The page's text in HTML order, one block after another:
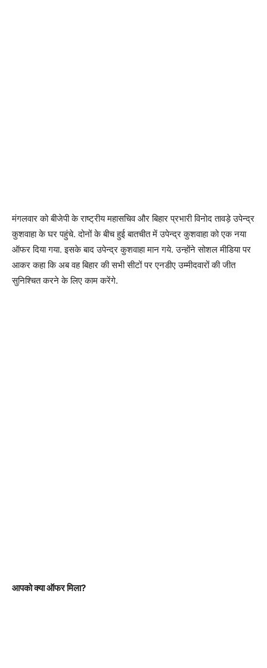
मंगलवार को बीजेपी के राष्ट्रीय महासचिव और बिहार प्रभारी विनोद तावड़े उपेन्द्र
कुशवाहा के घर पहुंचे. दोनों के बीच हुई बातचीत में उपेन्द्र कुशवाहा को एक नया
ऑफर दिया गया. इसके बाद उपेन्द्र कुशवाहा मान गये. उन्होंने सोशल मीडिया पर
आकर कहा कि अब वह बिहार की सभी सीटों पर एनडीए उम्मीदवारों की जीत
सुनिश्चित करने के लिए काम करेंगे.
आपको क्या ऑफर मिला?